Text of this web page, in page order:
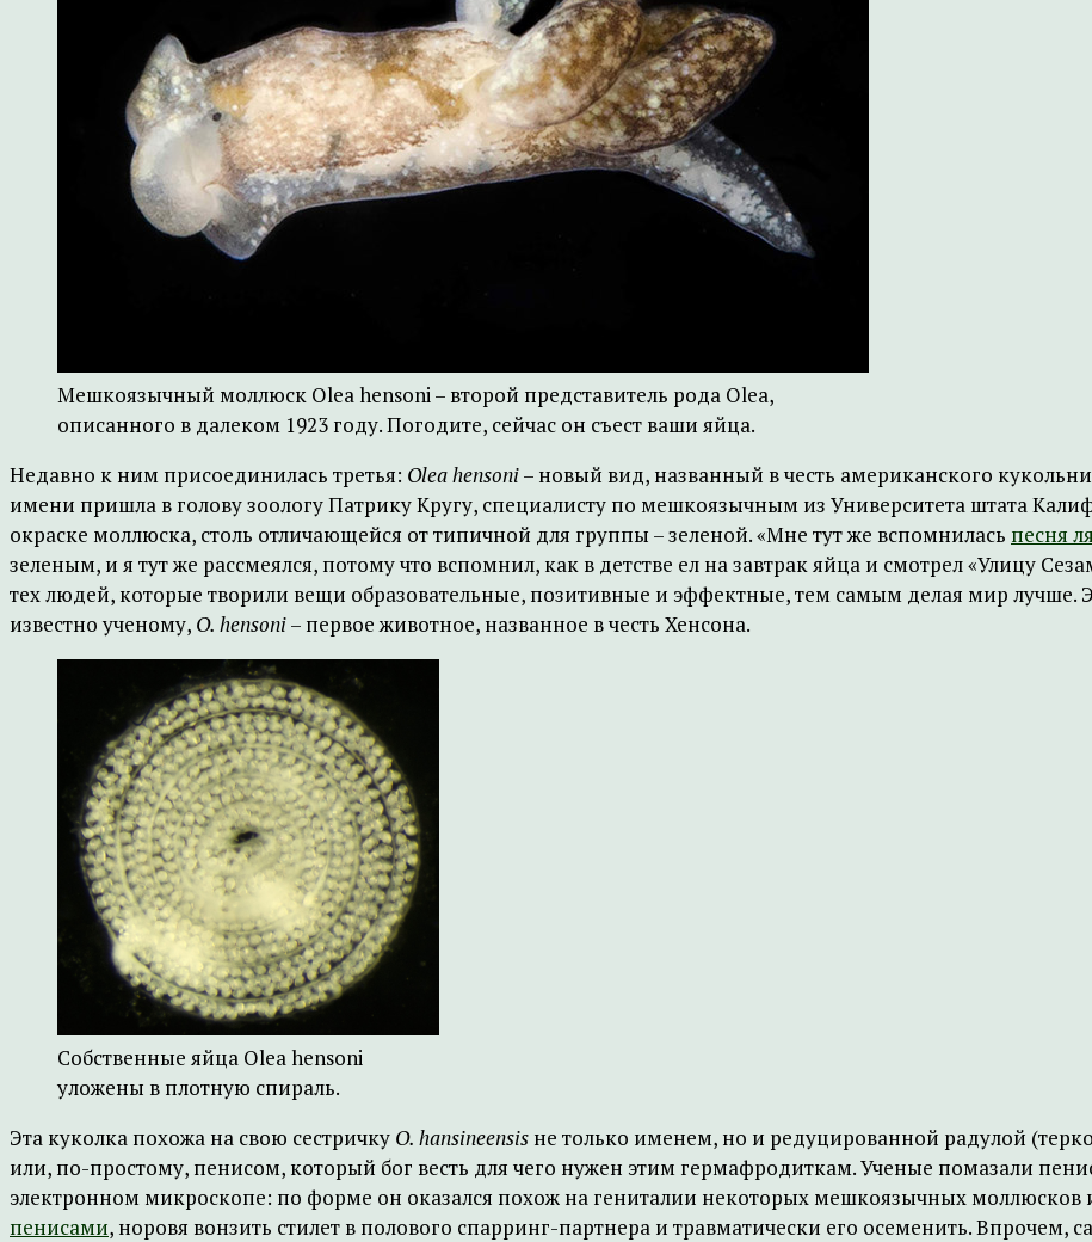
Мешкоязычный моллюск Olea hensoni – второй представитель рода Olea,
описанного в далеком 1923 году. Погодите, сейчас он съест ваши яйца.
Недавно к ним присоединилась третья: Olea hensoni– новый вид, названный в честь американского
имени пришла в голову зоологу Патрику Кругу, специалисту по мешкоязычным из Университета штата
окраске моллюска, столь отличающейся от типичной для группы – зеленой. «Мне тут же вспомнилась песня
зеленым, и я тут же рассмеялся, потому что вспомнил, как в детстве ел на завтрак яйца и смотрел «Улицу
тех людей, которые творили вещи образовательные, позитивные и эффектные, тем самым делая мир лучше.
известно ученому, O. hensoni– первое животное, названное в честь Хенсона.
Собственные яйца Olea hensoni
уложены в плотную спираль.
Эта куколка похожа на свою сестричку O. hansineensis не только именем, но и редуцированной радулой
или, по-простому, пенисом, который бог весть для чего нужен этим гермафродиткам. Ученые помазали
электронном микроскопе: по форме он оказался похож на гениталии некоторых мешкоязычных моллюсков
пенисами, норовя вонзить стилет в полового спарринг-партнера и травматически его осеменить. Впрочем,